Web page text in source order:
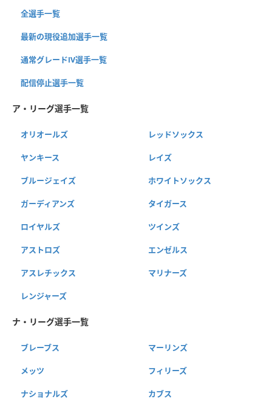
全選手一覧
最新の現役追加選手一覧
通常グレードⅣ選手一覧
配信停止選手一覧
ア・リーグ選手一覧
オリオールズ レッドソックス
ヤンキース レイズ
ブルージェイズ ホワイトソックス
ガーディアンズ タイガース
ロイヤルズ ツインズ
アストロズ エンゼルス
アスレチックス マリナーズ
レンジャーズ
ナ・リーグ選手一覧
ブレーブス マーリンズ
メッツ フィリーズ
ナショナルズ カブス